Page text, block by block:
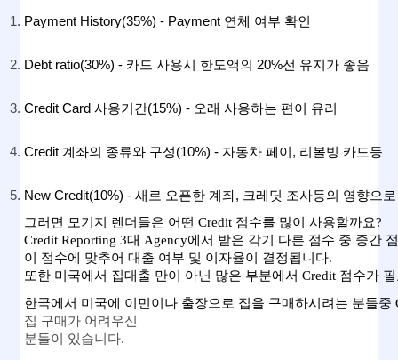
Payment History(35%) - Payment 연체 여부 확인
Debt ratio(30%) - 카드 사용시 한도액의 20%선 유지가 좋음
Credit Card 사용기간(15%) - 오래 사용하는 편이 유리
Credit 계좌의 종류와 구성(10%) - 자동차 페이, 리볼빙 카드등
New Credit(10%) - 새로 오픈한 계좌, 크레딧 조사등의 영향으
그러면 모기지 렌더들은 어떤 Credit 점수를 많이 사용할까요?
Credit Reporting 3대 Agency에서 받은 각기 다른 점수 중 중간
이 점수에 맞추어 대출 여부 및 이자율이 결정됩니다.
또한 미국에서 집대출 만이 아닌 많은 부분에서 Credit 점수가
한국에서 미국에 이민이나 출장으로 집을 구매하시려는 분들중
집 구매가 어려우신
분들이 있습니다.